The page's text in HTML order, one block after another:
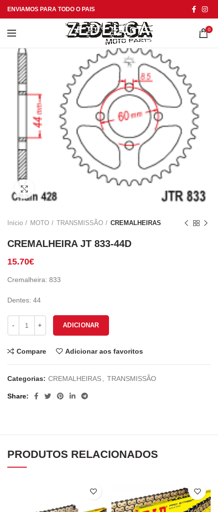
ENVIAMOS PARA TODO O PAIS
0
Início MOTO TRANSMISSÃO CREMALHEIRAS
CREMALHEIRA JT 833-44D
15.70€
Cremalheira: 833
Dentes: 44
ADICIONAR
Compare Adicionar aos favoritos
Categorias: CREMALHEIRAS TRANSMISSÃO
Share
PRODUTOS RELACIONADOS